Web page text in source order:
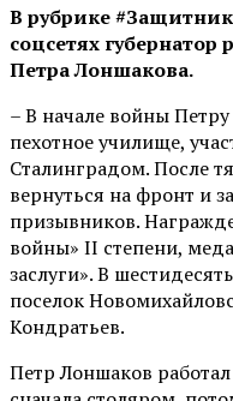
В рубрике
соцсетях губернатор
Петра Лоншакова.
– В начале войны
пехотное училище,
Сталинградом. После
вернуться на фронт и
призывников.
войны» II степени,
заслуги». В
поселок
Кондратьев.
Петр Лоншаков